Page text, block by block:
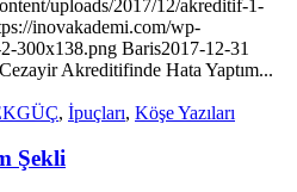
uploads/2017/12/akreditif-1-
inovakademi.com/wp-
300x138.png Baris2017-12-31
Cezayir Akreditifinde Hata Yaptım...
, İpuçları, Köşe Yazıları
Şekli